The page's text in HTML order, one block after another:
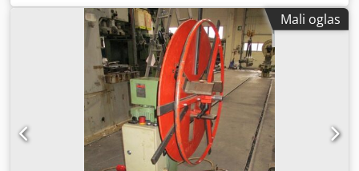
Mali oglas